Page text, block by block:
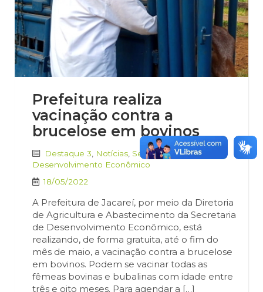
Prefeitura realiza
vacinação contra a
brucelose em bovinos
Destaque 3 Notícias Secretaria de
Desenvolvimento Econômico
18/05/2022
A Prefeitura de Jacareí, por meio da Diretoria
de Agricultura e Abastecimento da Secretaria
de Desenvolvimento Econômico, está
realizando, de forma gratuita, até o fim do
mês de maio, a vacinação contra a brucelose
em bovinos. Podem se vacinar todas as
fêmeas bovinas e bubalinas com idade entre
três e oito meses. Para agendar a […]